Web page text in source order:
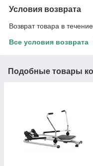
Условия возврата
Возврат товара в
Все условия возврата
Подобные товары